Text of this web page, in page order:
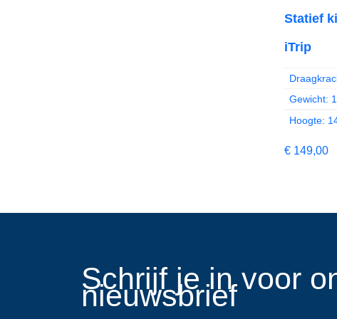
Statief
iTrip
Gewicht:
Hoogte:
€ 149,00
​Schrijf je in voor
nieuwsbrief